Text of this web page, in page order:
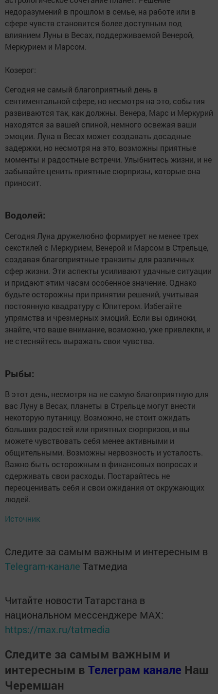
недоразумений в прошлом в семье, на работе или в
сфере чувств становится более доступным под
влиянием Луны в Весах, поддерживаемой Венерой,
Меркурием и Марсом.
Козерог:
Сегодня не самый благоприятный день в
сентиментальной сфере, но несмотря на это, события
развиваются так, как должны. Венера, Марс и Меркурий
находятся за вашей спиной, немного освежая ваши
эмоции. Луна в Весах может создавать досадные
задержки, но несмотря на это, возможны приятные
моменты и радостные встречи. Улыбнитесь жизни, и не
забывайте ценить приятные сюрпризы, которые она
приносит.
Водолей:
Сегодня Луна дружелюбно формирует не менее трех
секстилей с Меркурием, Венерой и Марсом в Стрельце,
создавая благоприятные транзиты для различных
сфер жизни. Эти аспекты усиливают удачные ситуации
и придают этим часам особенное значение. Однако
будьте осторожны при принятии решений, учитывая
постоянную квадратуру с Юпитером. Избегайте
упрямства и чрезмерных эмоций. Если вы одиноки,
знайте, что ваше внимание, возможно, уже привлекли, и
не стесняйтесь выражать свои чувства.
Рыбы:
В этот день, несмотря на не самую благоприятную для
вас Луну в Весах, планеты в Стрельце могут внести
некоторую путаницу. Возможно, не стоит ожидать
больших радостей или приятных сюрпризов, и вы
можете чувствовать себя менее активными и
общительными. Возможны нервозность и усталость.
Важно быть осторожным в финансовых вопросах и
сдерживать свои расходы. Постарайтесь не
переоценивать себя и свои ожидания от окружающих
людей.
Источник
Следите за самым важным и интересным в
Telegram-канале Татмедиа
Читайте новости Татарстана в
национальном мессенджере MАХ:
https://max.ru/tatmedia
Следите за самым важным и
интересным в Телеграм канале Наш
Черемшан